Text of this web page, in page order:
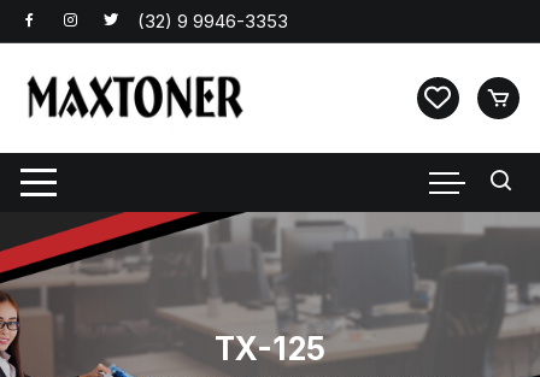
Pular
para
conteúdo
TX-125